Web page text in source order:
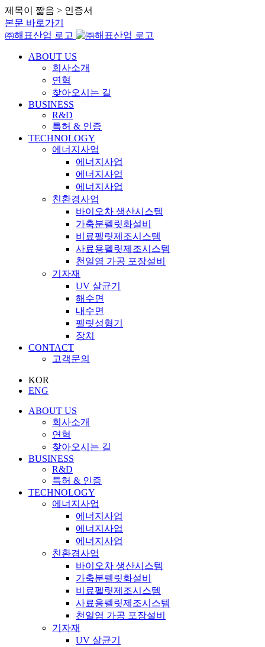
제목이 짧음 > 인증서
본문 바로가기
㈜해표산업 로고
ABOUT US
회사소개
연혁
찾아오시는 길
BUSINESS
R&D
특허 & 인증
TECHNOLOGY
에너지사업
에너지사업
에너지사업
에너지사업
친환경사업
바이오차 생산시스템
가축분펠릿화설비
비료펠릿제조시스템
사료용펠릿제조시스템
천일염 가공 포장설비
기자재
UV 살균기
해수면
내수면
펠릿성형기
장치
CONTACT
고객문의
KOR
ENG
ABOUT US
회사소개
연혁
찾아오시는 길
BUSINESS
R&D
특허 & 인증
TECHNOLOGY
에너지사업
에너지사업
에너지사업
에너지사업
친환경사업
바이오차 생산시스템
가축분펠릿화설비
비료펠릿제조시스템
사료용펠릿제조시스템
천일염 가공 포장설비
기자재
UV 살균기